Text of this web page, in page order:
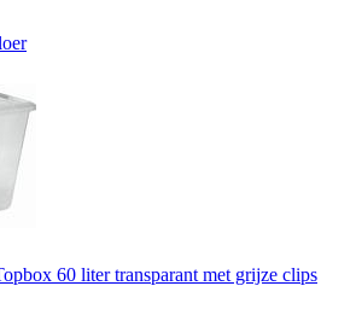
60 liter transparant met grijze clips